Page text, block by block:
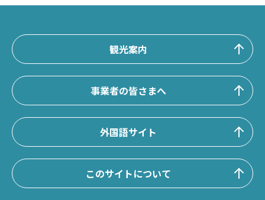
観光案内
事業者の皆さまへ
外国語サイト
このサイトについて